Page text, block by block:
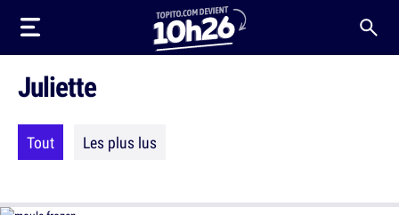
Juliette
Tout Les plus lus